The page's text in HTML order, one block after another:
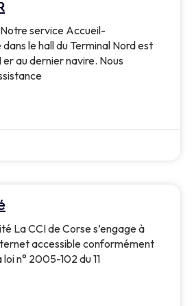
service Accueil-
le hall du Terminal Nord est
au dernier navire. Nous
La CCI de Corse s’engage à
accessible conformément
loi n° 2005-102 du 11